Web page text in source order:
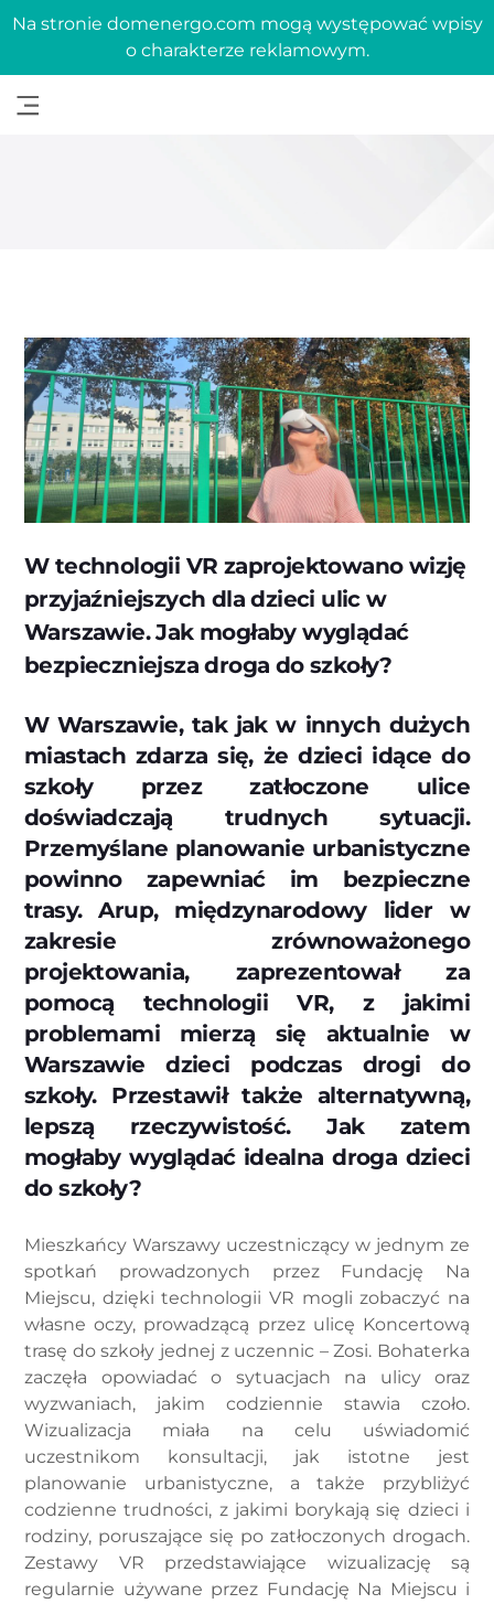
Na stronie domenergo.com mogą występować wpisy
o charakterze reklamowym.
W technologii VR zaprojektowano wizję
przyjaźniejszych dla dzieci ulic w
Warszawie. Jak mogłaby wyglądać
bezpieczniejsza droga do szkoły?
W Warszawie, tak jak w innych dużych
miastach zdarza się, że dzieci idące do
szkoły przez zatłoczone ulice
doświadczają trudnych sytuacji.
Przemyślane planowanie urbanistyczne
powinno zapewniać im bezpieczne
trasy. Arup, międzynarodowy lider w
zakresie zrównoważonego
projektowania, zaprezentował za
pomocą technologii VR, z jakimi
problemami mierzą się aktualnie w
Warszawie dzieci podczas drogi do
szkoły. Przestawił także alternatywną,
lepszą rzeczywistość. Jak zatem
mogłaby wyglądać idealna droga dzieci
do szkoły?
Mieszkańcy Warszawy uczestniczący w jednym ze
spotkań prowadzonych przez Fundację Na
Miejscu, dzięki technologii VR mogli zobaczyć na
własne oczy, prowadzącą przez ulicę Koncertową
trasę do szkoły jednej z uczennic – Zosi. Bohaterka
zaczęła opowiadać o sytuacjach na ulicy oraz
wyzwaniach, jakim codziennie stawia czoło.
Wizualizacja miała na celu uświadomić
uczestnikom konsultacji, jak istotne jest
planowanie urbanistyczne, a także przybliżyć
codzienne trudności, z jakimi borykają się dzieci i
rodziny, poruszające się po zatłoczonych drogach.
Zestawy VR przedstawiające wizualizację są
regularnie używane przez Fundację Na Miejscu i